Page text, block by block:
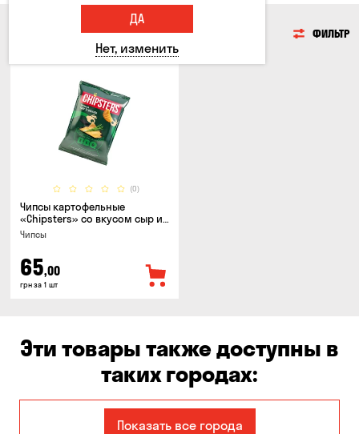
ФИЛЬТР
(0)
Чипсы картофельные
«Chipsters» со вкусом сыр и
лук, 95г
Чипсы
65,00
грн за 1 шт
Эти товары также доступны в
таких городах:
ВышгородПоказать все города
ДА
Нет, изменить